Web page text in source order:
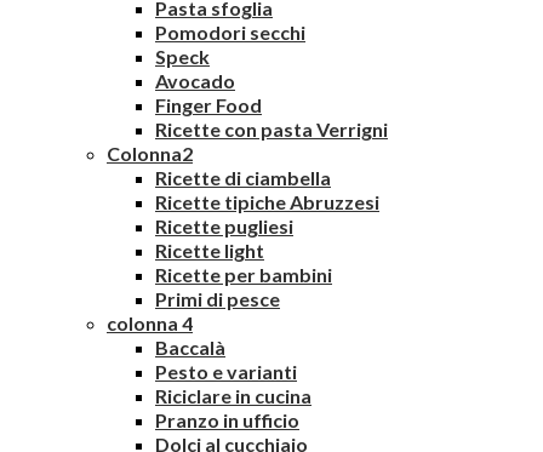
Pasta sfoglia
Pomodori secchi
Speck
Avocado
Finger Food
Ricette con pasta Verrigni
Colonna2
Ricette di ciambella
Ricette tipiche Abruzzesi
Ricette pugliesi
Ricette light
Ricette per bambini
Primi di pesce
colonna 4
Baccalà
Pesto e varianti
Riciclare in cucina
Pranzo in ufficio
Dolci al cucchiaio